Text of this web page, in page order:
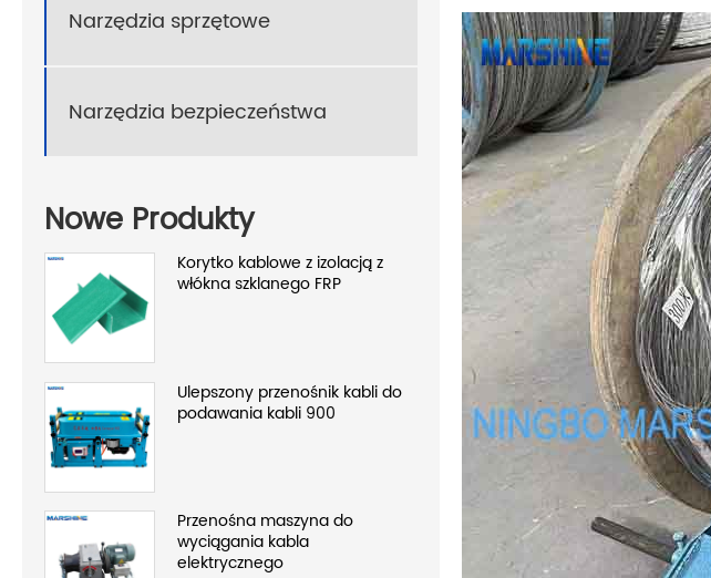
Narzędzia sprzętowe
Narzędzia bezpieczeństwa
Nowe Produkty
Korytko kablowe z izolacją z
włókna szklanego FRP
Ulepszony przenośnik kabli do
podawania kabli 900
Przenośna maszyna do
wyciągania kabla
elektrycznego